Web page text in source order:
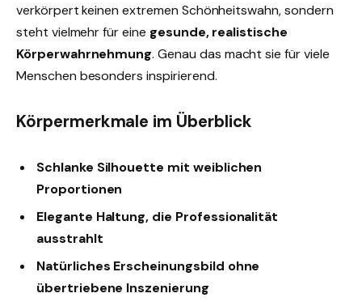
verkörpert keinen extremen Schönheitswahn, sondern
steht vielmehr für eine gesunde, realistische
Körperwahrnehmung. Genau das macht sie für viele
Menschen besonders inspirierend.
Körpermerkmale im Überblick
Schlanke Silhouette mit weiblichen
Proportionen
Elegante Haltung, die Professionalität
ausstrahlt
Natürliches Erscheinungsbild ohne
übertriebene Inszenierung